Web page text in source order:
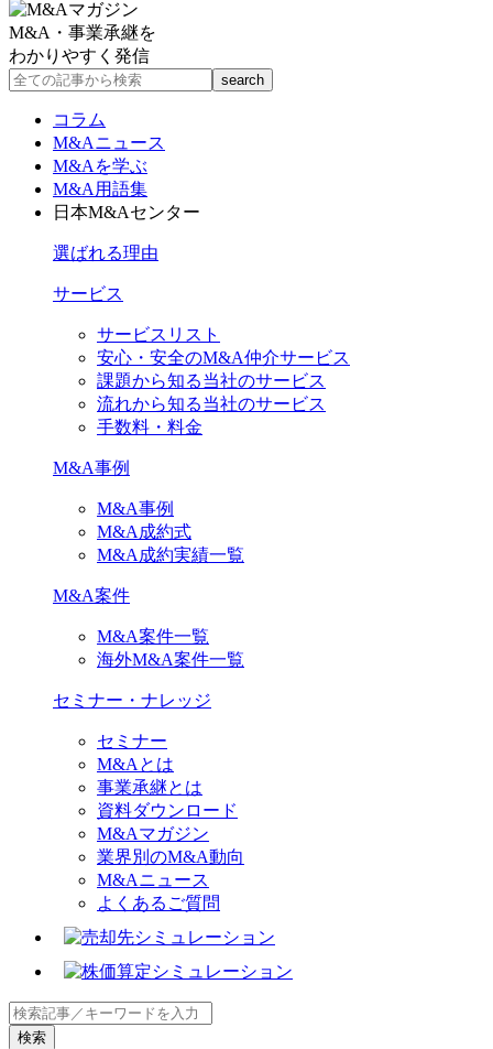
M&A・事業承継を
わかりやすく発信
コラム
M&Aニュース
M&Aを学ぶ
M&A用語集
日本M&Aセンター
選ばれる理由
サービス
サービスリスト
安心・安全のM&A仲介サービス
課題から知る当社のサービス
流れから知る当社のサービス
手数料・料金
M&A事例
M&A事例
M&A成約式
M&A成約実績一覧
M&A案件
M&A案件一覧
海外M&A案件一覧
セミナー・ナレッジ
セミナー
M&Aとは
事業承継とは
資料ダウンロード
M&Aマガジン
業界別のM&A動向
M&Aニュース
よくあるご質問